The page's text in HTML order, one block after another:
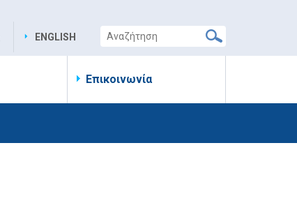
ENGLISH
Επικοινωνία